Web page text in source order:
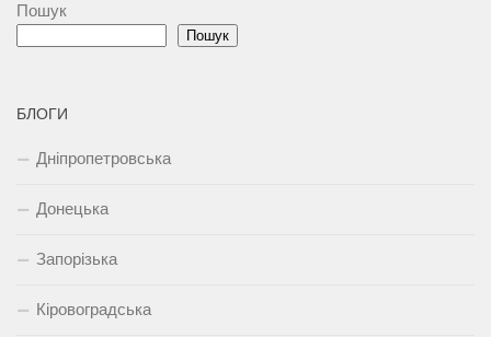
Пошук
Пошук
БЛОГИ
Дніпропетровська
Донецька
Запорізька
Кіровоградська